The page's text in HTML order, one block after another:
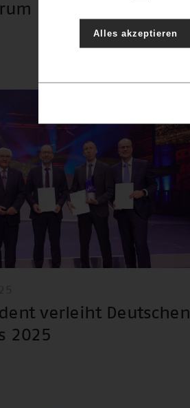
verleiht Deutschen
2025
Alles akzeptieren